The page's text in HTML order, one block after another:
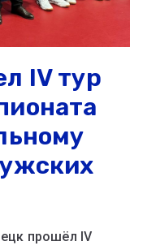
IV тур
прошёл IV